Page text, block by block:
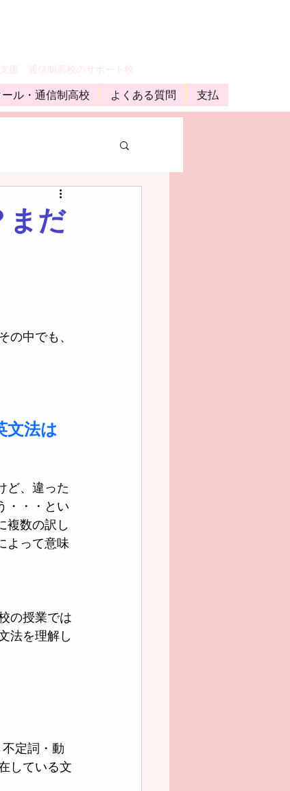
援 通信制高校のサポート校
ル・通信制高校 よくある質問 支払
まだ
中でも、
文法は
ど、違った
・・・とい
複数の訳し
よって意味
の授業では
法を理解し
定詞・動
している文